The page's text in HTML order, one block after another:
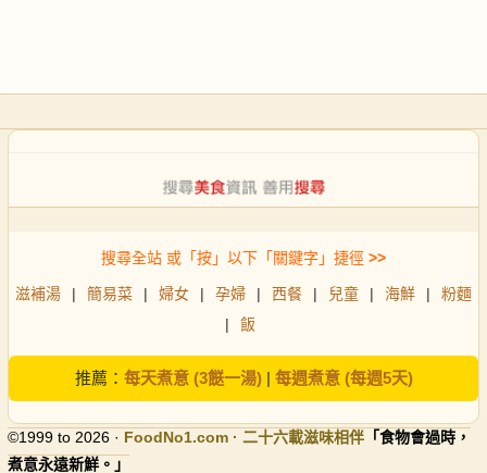
搜尋全站 或「按」以下「關鍵字」捷徑 >>
滋補湯 | 簡易菜 | 婦女 | 孕婦 | 西餐 | 兒童 | 海鮮 |
粉麵
|
飯
推薦： 每天煮意 (3餸一湯)| 每週煮意 (每週5天)
©1999 to 2026 · FoodNo1.com · 二十六載滋味相伴 「食物會過時，
煮意永遠新鮮。」